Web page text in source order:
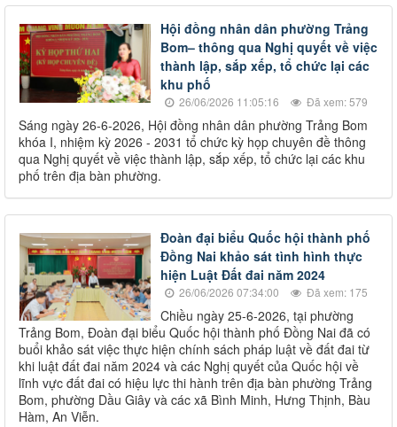
Hội đồng nhân dân phường Trảng
Bom– thông qua Nghị quyết về việc
thành lập, sắp xếp, tổ chức lại các
khu phố
26/06/2026 11:05:16 Đã xem: 579
Sáng ngày 26-6-2026, Hội đồng nhân dân phường Trảng Bom
khóa I, nhiệm kỳ 2026 - 2031 tổ chức kỳ họp chuyên đề thông
qua Nghị quyết về việc thành lập, sắp xếp, tổ chức lại các khu
phố trên địa bàn phường.
Đoàn đại biểu Quốc hội thành phố
Đồng Nai khảo sát tình hình thực
hiện Luật Đất đai năm 2024
26/06/2026 07:34:00 Đã xem: 175
Chiều ngày 25-6-2026, tại phường
Trảng Bom, Đoàn đại biểu Quốc hội thành phố Đồng Nai đã có
buổi khảo sát việc thực hiện chính sách pháp luật về đất đai từ
khi luật đất đai năm 2024 và các Nghị quyết của Quốc hội về
lĩnh vực đất đai có hiệu lực thi hành trên địa bàn phường Trảng
Bom, phường Dầu Giây và các xã Bình Minh, Hưng Thịnh, Bàu
Hàm, An Viễn.